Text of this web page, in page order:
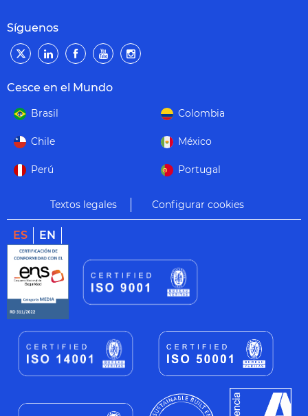
Síguenos
Cesce en el Mundo
Brasil Colombia
Chile México
Perú Portugal
Textos legales Configurar cookies
ES EN